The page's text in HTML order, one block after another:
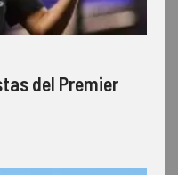
del Premier